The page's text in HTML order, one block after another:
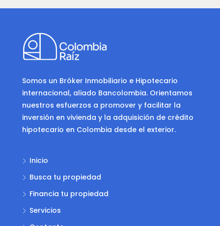
Somos un Bróker Inmobiliario e Hipotecario
internacional, aliado Bancolombia. Orientamos
nuestros esfuerzos a promover y facilitar la
inversión en vivienda y la adquisición de crédito
hipotecario en Colombia desde el exterior.
Inicio
Busca tu propiedad
Financia tu propiedad
Servicios